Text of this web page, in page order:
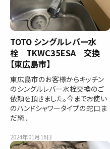
TOTO シングルレバー水
栓 TKWC35ESA 交換
【東広島市】
東広島市のお客様からキッチン
のシングルレバー水栓交換のご
依頼を頂きました。今までお使い
のハンドシャワータイプの蛇口ま
だ綺...
2024年01月16日